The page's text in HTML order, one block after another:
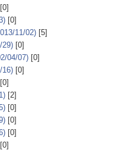
[0]
11/02)[5]
29)[0]
04/07)[0]
16)[0]
[2]
[0]
[0]
[0]